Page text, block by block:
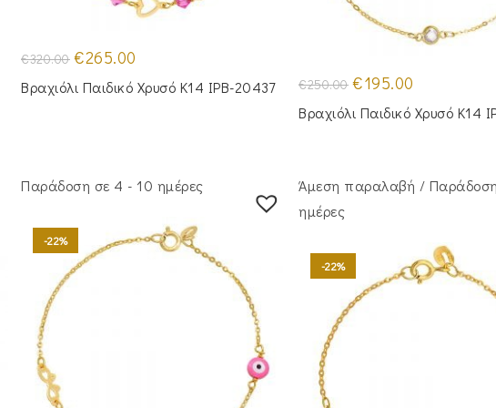
€320.00 Original
price
was:
€320.00.
€265.00
τιμή
είναι:
Βραχιόλι Παιδικό Χρυσό Κ14 IPB-20437 €250.00 Original
price
was:
€250.00.
€195.00
τιμή
είναι:
Βραχιόλι Παιδικό Χρυσό Κ14
Παράδοση σε 4 - 10 ημέρες
-22%
Άμεση παραλαβή /
ημέρες
-22%